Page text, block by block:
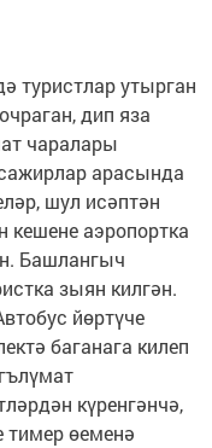
туристлар утырган
дип яза
чаралары
арасында
шул исәптән
кешене аэропортка
Башлангыч
зыян килгән.
йөртүче
баганага килеп
күренгәнчә,
өеменә